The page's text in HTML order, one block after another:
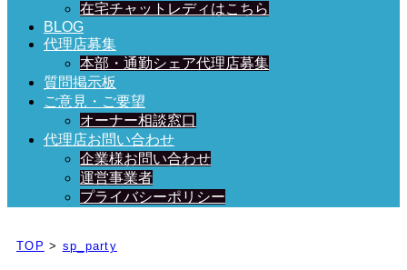
在宅チャットレディはこちら
BLOG
代理店募集
本部・通勤シェア代理店募集
質問掲示板
ご意見・ご要望
オーナー相談窓口
代理店お問い合わせ
企業様お問い合わせ
運営事業者
プライバシーポリシー
TOP > sp_party